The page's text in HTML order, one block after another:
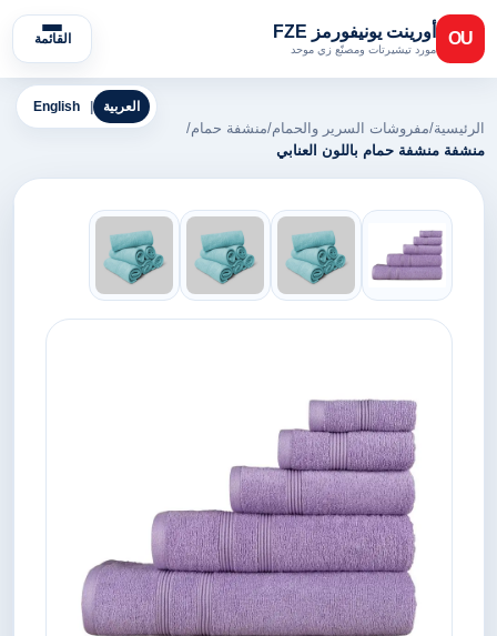
OU أورينت يونيفورمز FZE
مورد تيشيرتات ومصنّع زي موحد
القائمة
English العربية
الرئيسية/مفروشات السرير والحمام/منشفة حمام/
منشفة منشفة حمام باللون العنابي